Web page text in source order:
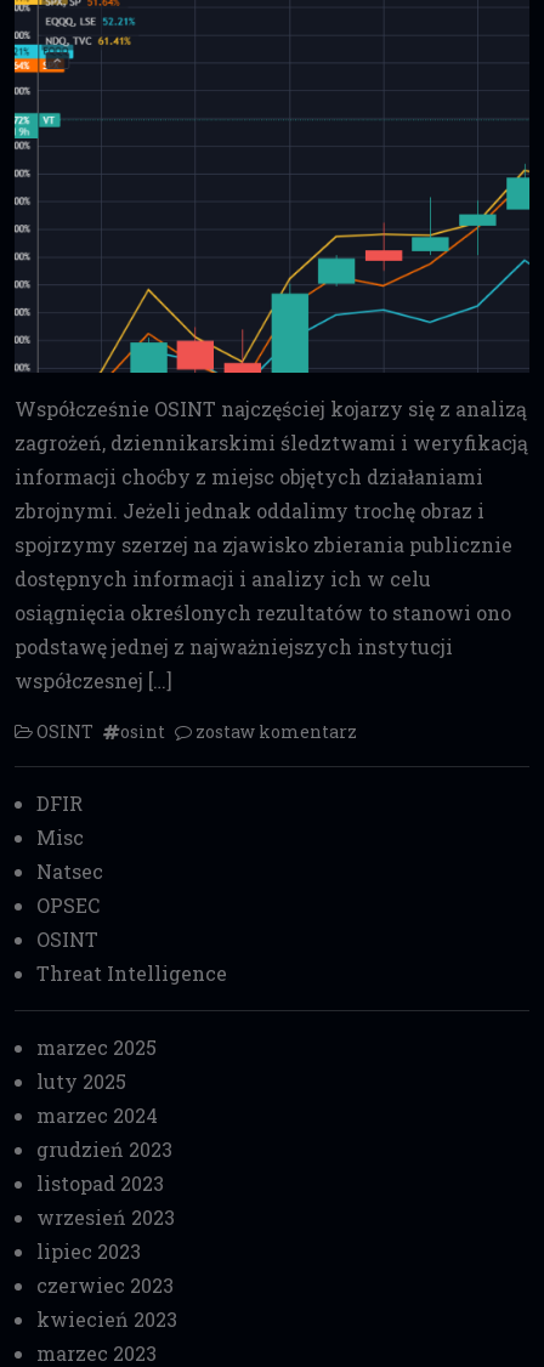
Współcześnie OSINT najczęściej kojarzy się z analizą
zagrożeń, dziennikarskimi śledztwami i weryfikacją
informacji choćby z miejsc objętych działaniami
zbrojnymi. Jeżeli jednak oddalimy trochę obraz i
spojrzymy szerzej na zjawisko zbierania publicznie
dostępnych informacji i analizy ich w celu
osiągnięcia określonych rezultatów to stanowi ono
podstawę jednej z najważniejszych instytucji
współczesnej […]
OSINT osint zostaw komentarz
DFIR
Misc
Natsec
OPSEC
OSINT
Threat Intelligence
marzec 2025
luty 2025
marzec 2024
grudzień 2023
listopad 2023
wrzesień 2023
lipiec 2023
czerwiec 2023
kwiecień 2023
marzec 2023